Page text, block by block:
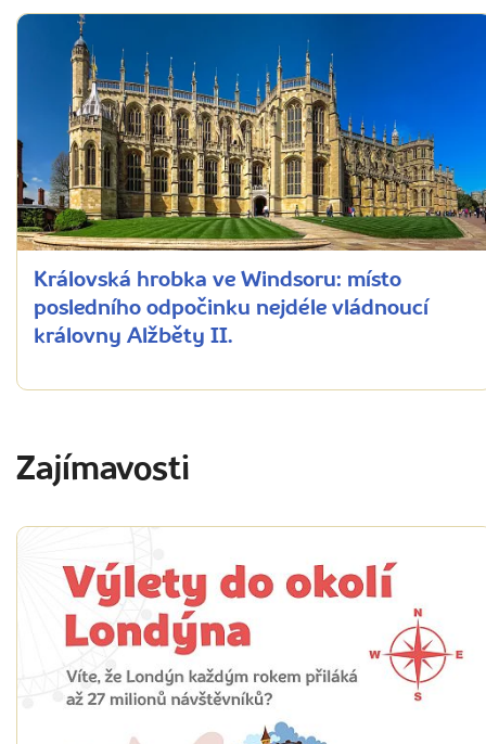
Královská hrobka ve Windsoru: místo
posledního odpočinku nejdéle vládnoucí
královny Alžběty II.
Zajímavosti